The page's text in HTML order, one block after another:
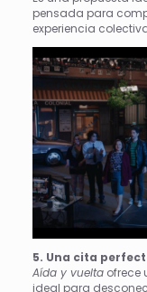
pensada para
experiencia
5. Una cita
Aída y vuelta ofrece
ideal para